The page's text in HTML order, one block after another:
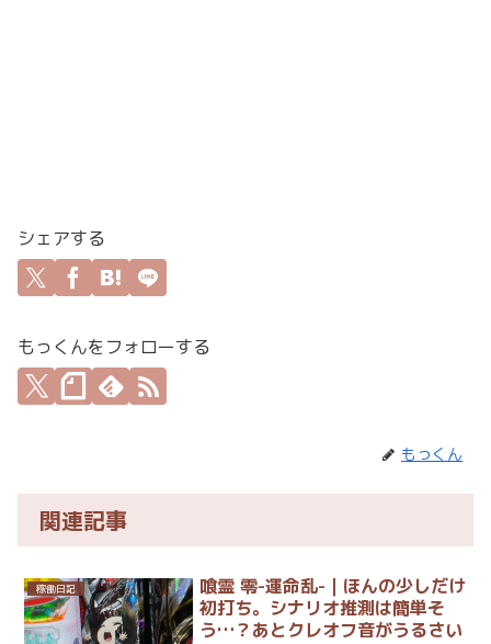
シェアする
もっくんをフォローする
もっくん
関連記事
稼働日記
喰霊 零-運命乱-｜ほんの少しだけ
初打ち。シナリオ推測は簡単そ
う…？あとクレオフ音がうるさい